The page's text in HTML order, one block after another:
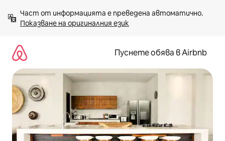
към
съдържанието
Показване на оригиналния език
Пуснете обява в Airbnb